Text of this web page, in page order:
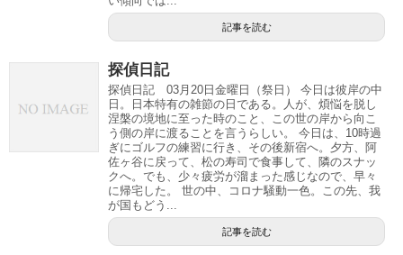
記事を読む
探偵日記
探偵日記 03月20日金曜日（祭日） 今日は彼岸の中
日。日本特有の雑節の日である。人が、煩悩を脱し
涅槃の境地に至った時のこと、この世の岸から向こ
う側の岸に渡ることを言うらしい。 今日は、10時過
ぎにゴルフの練習に行き、その後新宿へ。夕方、阿
佐ヶ谷に戻って、松の寿司で食事して、隣のスナッ
クへ。でも、少々疲労が溜まった感じなので、早々
に帰宅した。 世の中、コロナ騒動一色。この先、我
が国もどう...
記事を読む